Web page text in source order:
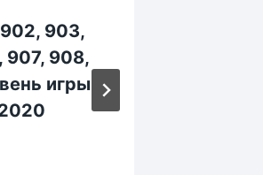
903,
907, 908,
игры